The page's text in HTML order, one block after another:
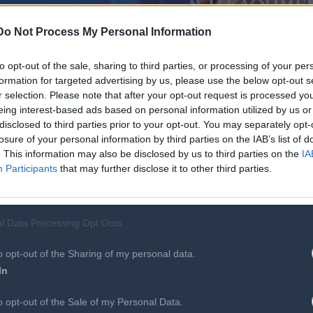
Not Process My Personal Information
opt-out of the sale, sharing to third parties, or processing of your
for targeted advertising by us, please use the below opt-out
selection. Please note that after your opt-out request is processed
interest-based ads based on personal information utilized by us
to third parties prior to your opt-out. You may separately
of your personal information by third parties on the IAB’s list of
This information may also be disclosed by us to third parties on the
Participants that may further disclose it to other third parties.
Data Processing Opt Outs
opt-out of the Sharing of my personal data.
opt-out of the Sale of my Personal Data.
Φρέντρικσεν από τη σύνοδο κορυφής του ΝΑΤΟ.